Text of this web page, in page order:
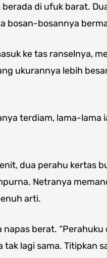
di ufuk barat.
bosan-bosannya
ke tas ranselnya,
ukurannya lebih
terdiam, lama-lama
dua perahu kertas
Netranya
arti.
napas berat.
lagi sama. Titipkan